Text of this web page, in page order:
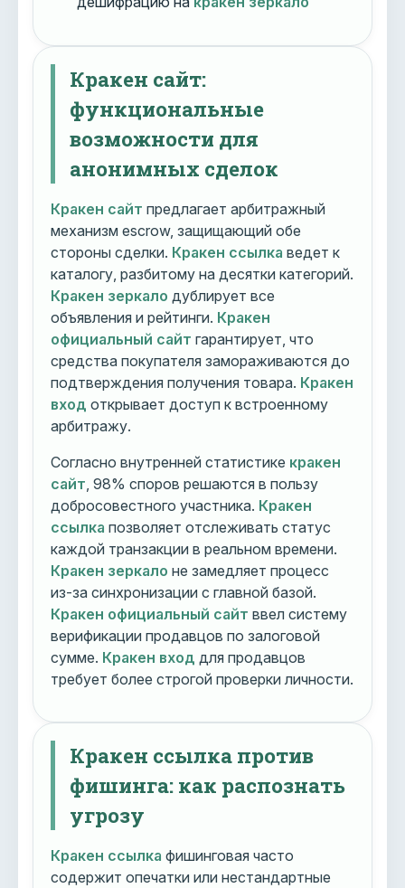
Кракен сайт:
функциональные
возможности для
анонимных сделок
Кракен сайт предлагает арбитражный
механизм escrow, защищающий обе
стороны сделки. Кракен ссылка ведет к
каталогу, разбитому на десятки категорий.
Кракен зеркало дублирует все
объявления и рейтинги. Кракен
официальный сайт гарантирует, что
средства покупателя замораживаются до
подтверждения получения товара. Кракен
вход открывает доступ к встроенному
арбитражу.
Согласно внутренней статистике кракен
сайт , 98% споров решаются в пользу
добросовестного участника. Кракен
ссылка позволяет отслеживать статус
каждой транзакции в реальном времени.
Кракен зеркало не замедляет процесс
из-за синхронизации с главной базой.
Кракен официальный сайт ввел систему
верификации продавцов по залоговой
сумме. Кракен вход для продавцов
требует более строгой проверки личности.
Кракен ссылка против
фишинга: как распознать
угрозу
Кракен ссылка фишинговая часто
содержит опечатки или нестандартные